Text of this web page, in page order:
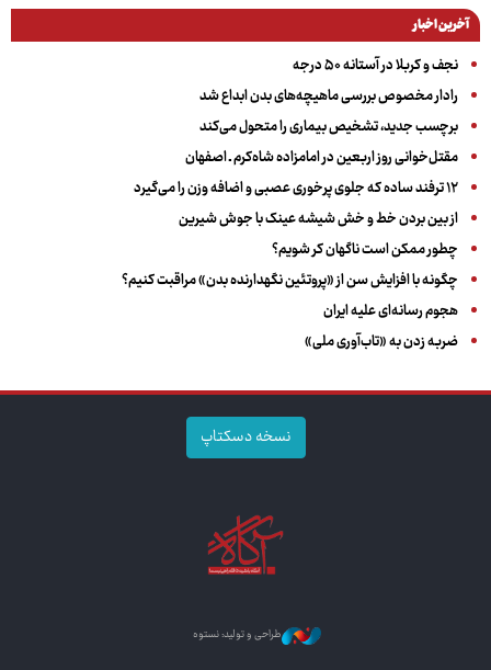
آخرین اخبار
نجف و کربلا در آستانه ۵۰ درجه
رادار مخصوص بررسی ماهیچه‌های بدن ابداع شد
برچسب جدید، تشخیص بیماری را متحول می‌کند
مقتل‌خوانی روز اربعین در امامزاده شاه‌کرم ـ اصفهان
۱۲ ترفند ساده که جلوی پرخوری عصبی و اضافه ‌وزن را می‌گیرد
از بین بردن خط و خش شیشه عینک با جوش شیرین
چطور ممکن است ناگهان کر شویم؟
چگونه با افزایش سن از «پروتئین نگهدارنده بدن» مراقبت کنیم؟
هجوم رسانه‌ای علیه ایران
ضربه زدن به «تاب‌آوری ملی»
نسخه دسکتاپ
طراحی و تولید: نستوه